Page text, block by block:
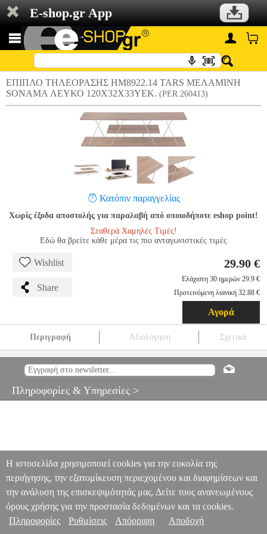
E-shop.gr App
ΕΠΙΠΛΟ ΤΗΛΕΟΡΑΣΗΣ HM8922.14 TARS ΜΕΛΑΜΙΝΗ
SONAMA ΛΕΥΚΟ 120X32X33ΥΕΚ. (PER.260413)
Κατόπιν παραγγελίας
Χωρίς έξοδα αποστολής για παραλαβή από οποιοδήποτε eshop point!
Σταθερά Χαμηλές Τιμές!
Εδώ θα βρείτε κάθε μέρα τις πιο ανταγωνιστικές τιμές
Wishlist
Share
29.90 €
Ελάχιστη 30 ημερών 29.9 €
Προτεινόμενη λιανική 32.88 €
Αγορά
Περιγραφή Αξιολόγηση Σχετικά
SONAMA ΛΕΥΚΟ 120X32X33ΥΕΚ.
PER.260413
ΕΠΙΠΛΟ ΤΗΛΕΟΡΑΣΗΣ HM8922.14 TARS ΜΕΛΑΜΙΝΗ
Πληροφορίες & Υπηρεσίες >
Η ιστοσελίδα χρησιμοποιεί cookies για την ευκολία της
περιήγησης, την εξατομίκευση περιεχομένου και διαφημίσεων και
την ανάλυση της επισκεψιμότητάς μας. Δείτε τους ανανεωμένους
όρους χρήσης για την προστασία δεδομένων και τα cookies.
Πληροφορίες
Ρυθμίσεις Απόρριψη Αποδοχή